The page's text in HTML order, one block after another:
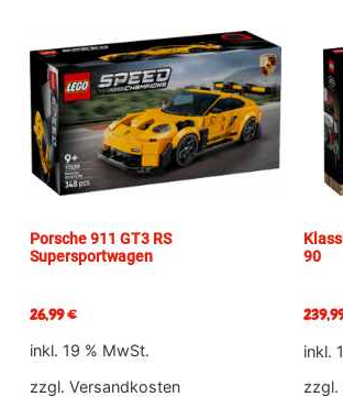
Porsche 911 GT3 RS
Supersportwagen
26,99€
inkl. 19 % MwSt.
zzgl.Versandkosten
90
inkl.
zzgl.